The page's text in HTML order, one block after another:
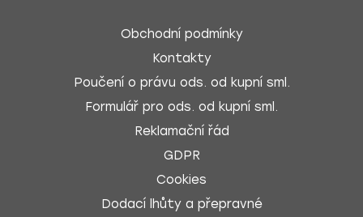
Obchodní podmínky
Kontakty
Poučení o právu ods. od kupní sml.
Formulář pro ods. od kupní sml.
Reklamační řád
GDPR
Cookies
Dodací lhůty a přepravné